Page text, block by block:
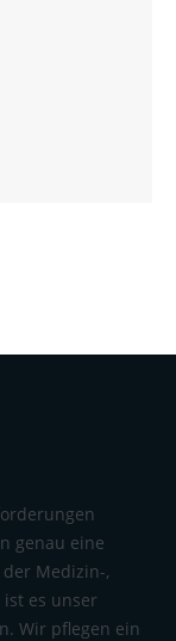
genau eine
Medizin-,
es unser
Wir pflegen ein